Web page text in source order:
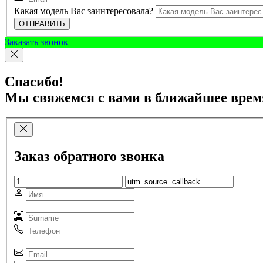
Какая модель Вас заинтересовала?
ОТПРАВИТЬ
Заказать звонок
Спасибо!
Мы свяжемся с вами в ближайшее
Заказ обратного звонка